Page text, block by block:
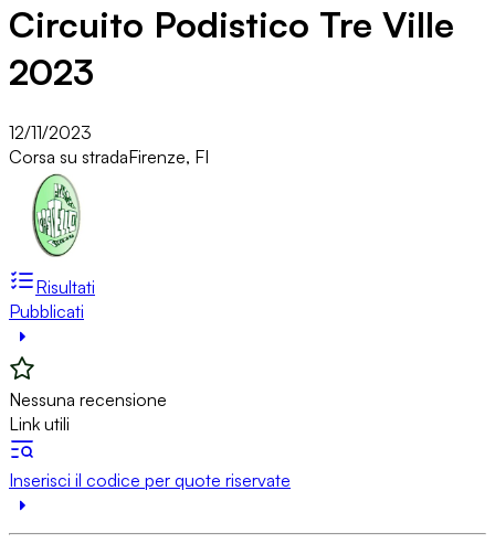
Circuito Podistico Tre Ville
2023
12/11/2023
Corsa su stradaFirenze, FI
Risultati
Pubblicati
Nessuna recensione
Link utili
Inserisci il codice per quote riservate